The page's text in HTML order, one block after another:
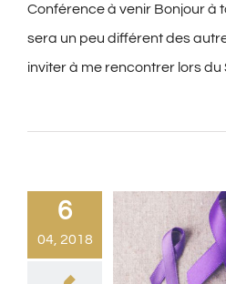
Conférence à venir Bonjour à
sera un peu différent des
inviter à me rencontrer lors du
6
04, 2018